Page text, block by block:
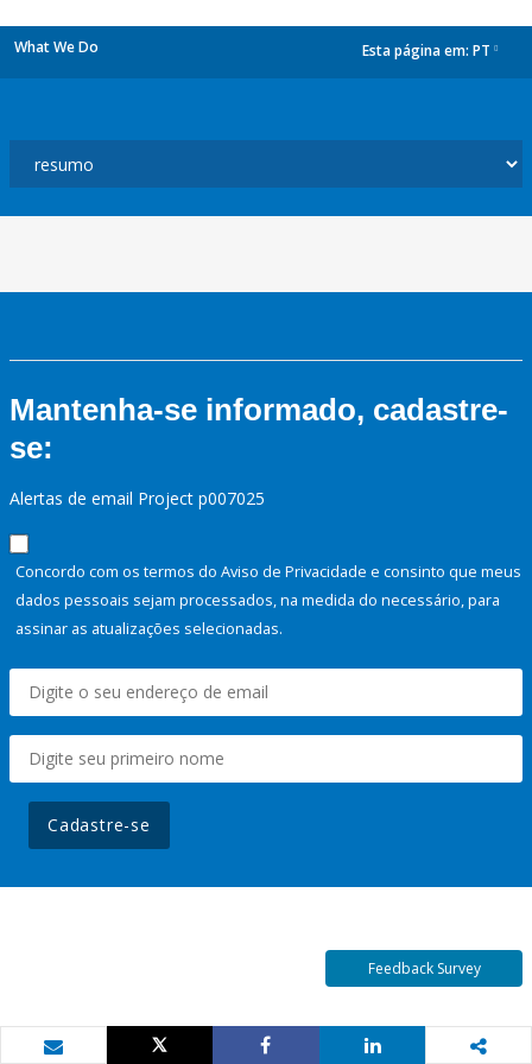
What We Do Esta página em: PT
Mantenha-se informado, cadastre-
se:
Alertas de email Project p007025
Concordo com os termos do Aviso de Privacidade e consinto que meus
dados pessoais sejam processados, na medida do necessário, para
assinar as atualizações selecionadas.
Cadastre-se
Feedback Survey